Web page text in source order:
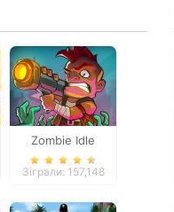
Zombie Idle
Defense Online
Зіграли: 157,148